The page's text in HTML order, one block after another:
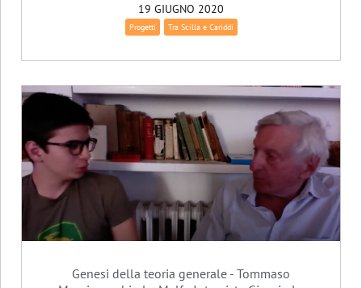
19 GIUGNO 2020
Progetti Tra Scilla e Cariddi
Genesi della teoria generale - Tommaso